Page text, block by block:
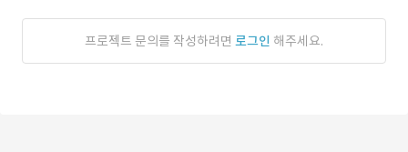
프로젝트 문의를 작성하려면 로그인 해주세요.